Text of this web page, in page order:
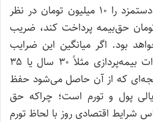
به‌عنوان نمونه، اگر حداقل دستمزد را ۱۰ میلیون تومان در نظر
۲۵ میلیون تومان حق‌بیمه پرداخت کند، ضریب
او حدود ۲.۵ خواهد بود. اگر میانگین این ضرایب
بجای دستمزد در طول سنوات بیمه‌پردازی مثلاً ۳۰ سال یا ۳۵
که از آن حاصل می‌شود حفظ
پول و تورم است؛ چراکه حق
شرایط اقتصادی روز با لحاظ تورم